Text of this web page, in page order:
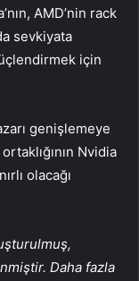
AMD’nin rack
sevkiyata
için
genişlemeye
Nvidia
olacağı
Daha fazla